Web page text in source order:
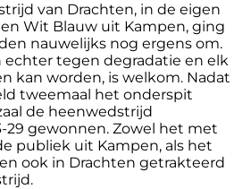
van Drachten, in de eigen
Wit Blauw uit Kampen, ging
nauwelijks nog ergens om.
echter tegen degradatie en elk
kan worden, is welkom. Nadat
tweemaal het onderspit
de heenwedstrijd
29 gewonnen. Zowel het met
publiek uit Kampen, als het
ook in Drachten getrakteerd